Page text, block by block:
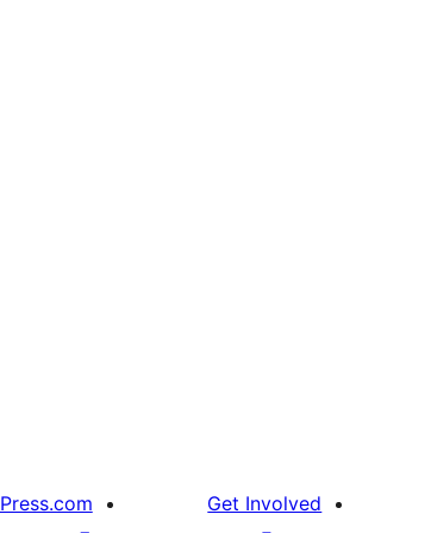
Get Involved